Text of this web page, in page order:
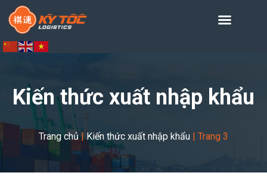
Kiến thức xuất nhập khẩu
Trang chủ| Kiến thức xuất nhập khẩu | Trang 3